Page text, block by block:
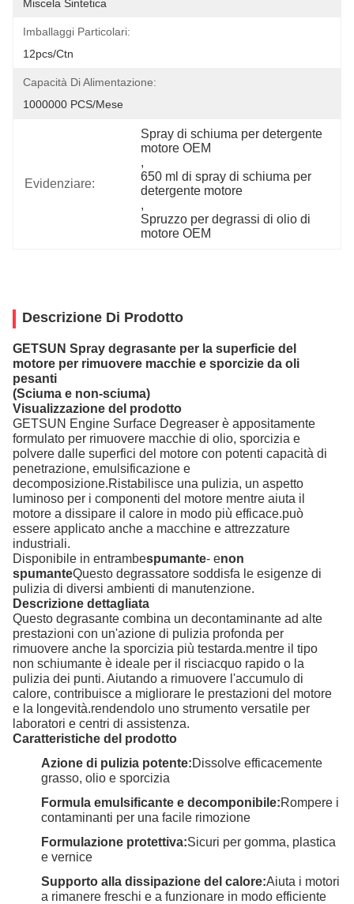
Miscela Sintetica
Imballaggi Particolari:
12pcs/ctn
Capacità Di Alimentazione:
1000000 PCS/Mese
Evidenziare:
Spray di schiuma per detergente
motore OEM
,
650 ml di spray di schiuma per
detergente motore
,
Spruzzo per degrassi di olio di
motore OEM
Descrizione Di Prodotto
GETSUN Spray degrasante per la superficie del
motore per rimuovere macchie e sporcizie da oli
pesanti
(Sciuma e non-sciuma)
Visualizzazione del prodotto
GETSUN Engine Surface Degreaser è appositamente
formulato per rimuovere macchie di olio, sporcizia e
polvere dalle superfici del motore con potenti capacità di
penetrazione, emulsificazione e
decomposizione.Ristabilisce una pulizia, un aspetto
luminoso per i componenti del motore mentre aiuta il
motore a dissipare il calore in modo più efficace.può
essere applicato anche a macchine e attrezzature
industriali.
Disponibile in entrambespumante- enon
spumanteQuesto degrassatore soddisfa le esigenze di
pulizia di diversi ambienti di manutenzione.
Descrizione dettagliata
Questo degrasante combina un decontaminante ad alte
prestazioni con un'azione di pulizia profonda per
rimuovere anche la sporcizia più testarda.mentre il tipo
non schiumante è ideale per il risciacquo rapido o la
pulizia dei punti. Aiutando a rimuovere l'accumulo di
calore, contribuisce a migliorare le prestazioni del motore
e la longevità.rendendolo uno strumento versatile per
laboratori e centri di assistenza.
Caratteristiche del prodotto
Azione di pulizia potente:Dissolve efficacemente
grasso, olio e sporcizia
Formula emulsificante e decomponibile:Rompere i
contaminanti per una facile rimozione
Formulazione protettiva:Sicuri per gomma, plastica
e vernice
Supporto alla dissipazione del calore:Aiuta i motori
a rimanere freschi e a funzionare in modo efficiente